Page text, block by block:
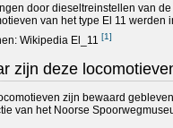
door dieseltreinstellen van de
van het type El 11 werden
Wikipedia El_11 [1]
zijn deze
zijn bewaard
van het Noorse